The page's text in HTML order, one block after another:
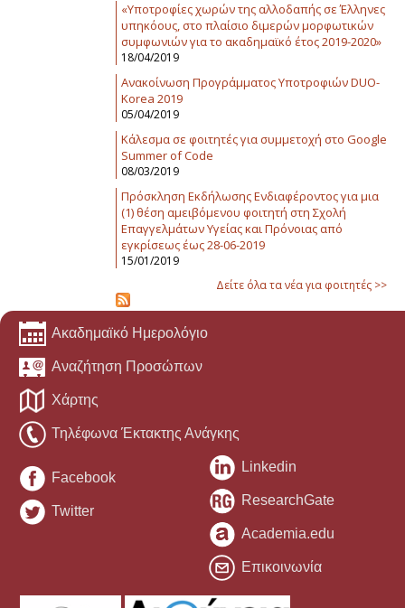
«Υποτροφίες χωρών της αλλοδαπής σε Έλληνες
υπηκόους, στο πλαίσιο διμερών μορφωτικών
συμφωνιών για το ακαδημαϊκό έτος 2019-2020»
18/04/2019
Ανακοίνωση Προγράμματος Υποτροφιών DUO-
Korea 2019
05/04/2019
Κάλεσμα σε φοιτητές για συμμετοχή στο Google
Summer of Code
08/03/2019
Πρόσκληση Εκδήλωσης Ενδιαφέροντος για μια
(1) θέση αμειβόμενου φοιτητή στη Σχολή
Επαγγελμάτων Υγείας και Πρόνοιας από
εγκρίσεως έως 28-06-2019
15/01/2019
Δείτε όλα τα νέα για φοιτητές >>
Ακαδημαϊκό Ημερολόγιο
Αναζήτηση Προσώπων
Χάρτης
Τηλέφωνα Έκτακτης Ανάγκης
Facebook
Twitter
Linkedin
ResearchGate
Academia.edu
Επικοινωνία